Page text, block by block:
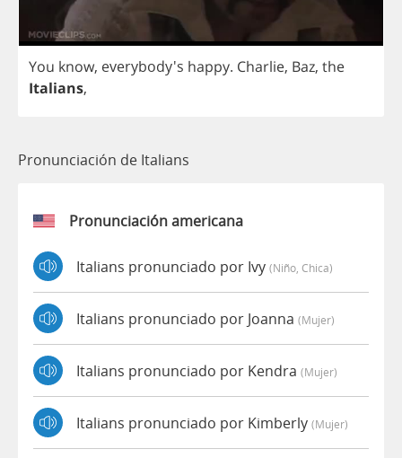
You know, everybody's happy. Charlie, Baz, the
Italians,
Pronunciación de Italians
Pronunciación americana
Italians pronunciado por Ivy (niño, Chica)
Italians pronunciado por Joanna (mujer)
Italians pronunciado por Kendra (mujer)
Italians pronunciado por Kimberly (mujer)